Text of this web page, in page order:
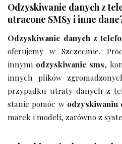
Odzyskiwanie danych z
utracone SMSy i inne
Odzyskiwanie danych z
oferujemy w Szczecinie.
innymi odzyskiwanie sms,
innych plików
przypadku utraty danych z
stanie pomóc w odzyskiwaniu
marek i modeli, zarówno z